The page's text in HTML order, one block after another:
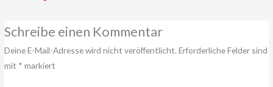
Schreibe einen Kommentar
Deine E-Mail-Adresse wird nicht veröffentlicht. Erforderliche Felder sind
mit * markiert